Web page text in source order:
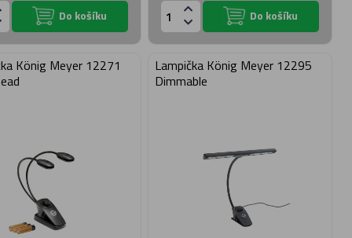
Do košíku Do košíku
König Meyer 12271
Lampička König Meyer 12295
Dimmable